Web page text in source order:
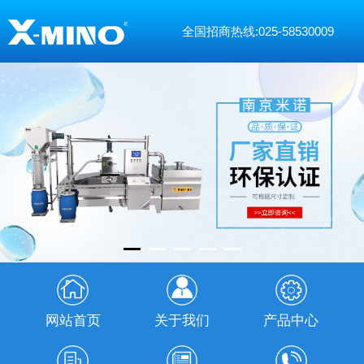
全国招商热线:025-58530009
网站首页 关于我们 产品中心